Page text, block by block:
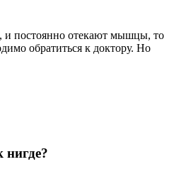
и постоянно отекают мышцы, то
обратиться к доктору. Но
нигде?